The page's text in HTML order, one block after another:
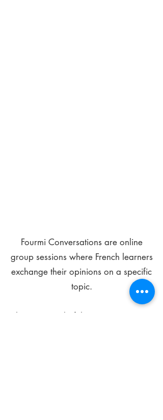
Fourmi Conversations are online
group sessions where French learners
exchange their opinions on a specific
topic.
The main goal of these meetings is to